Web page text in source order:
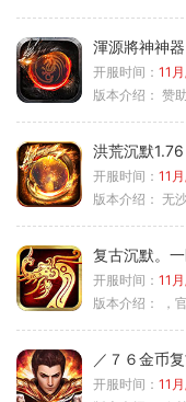
渾源將神神器
开服时间： 11
版本介绍： 赞
洪荒沉默1.76
开服时间： 11
版本介绍： 无
复古沉默。一
开服时间： 11
版本介绍：
，
／７６金币
开服时间： 11